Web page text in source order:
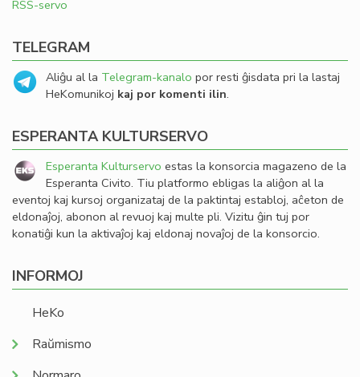
RSS-servo
TELEGRAM
Aliĝu al la Telegram-kanalo por resti ĝisdata pri la lastaj
HeKomunikoj kaj por komenti ilin.
ESPERANTA KULTURSERVO
Esperanta Kulturservo estas la konsorcia magazeno de la
Esperanta Civito. Tiu platformo ebligas la aliĝon al la
eventoj kaj kursoj organizataj de la paktintaj establoj, aĉeton de
eldonaĵoj, abonon al revuoj kaj multe pli. Vizitu ĝin tuj por
konatiĝi kun la aktivaĵoj kaj eldonaj novaĵoj de la konsorcio.
INFORMOJ
HeKo
Raŭmismo